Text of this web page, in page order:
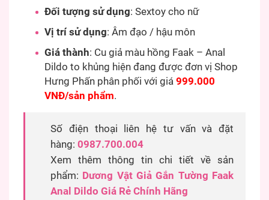
Đối tượng sử dụng: Sextoy cho nữ
Vị trí sử dụng: Âm đạo / hậu môn
Giá thành: Cu giả màu hồng Faak – Anal
Dildo to khủng hiện đang được đơn vị Shop
Hưng Phấn phân phối với giá 999.000
VNĐ/sản phẩm.
Số điện thoại liên hệ tư vấn và đặt
hàng: 0987.700.004
Xem thêm thông tin chi tiết về sản
phẩm: Dương Vật Giả Gắn Tường Faak
Anal Dildo Giá Rẻ Chính Hãng